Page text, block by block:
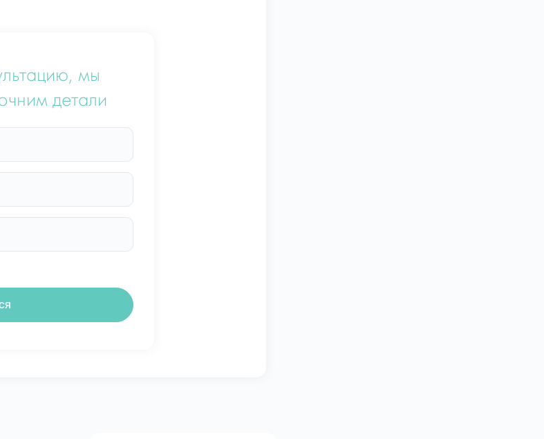
мы
детали